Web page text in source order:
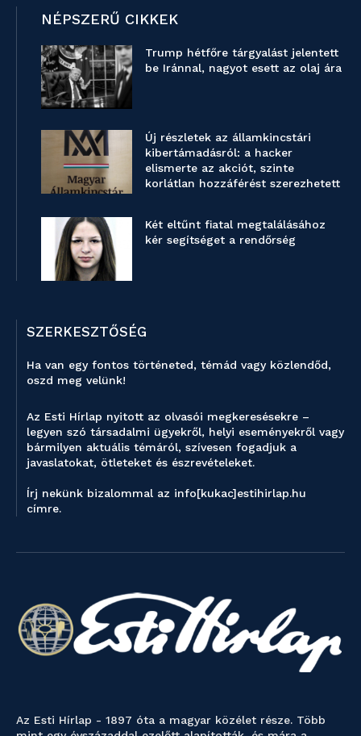
NÉPSZERŰ CIKKEK
Trump hétfőre tárgyalást jelentett
be Iránnal, nagyot esett az olaj ára
Új részletek az államkincstári
kibertámadásról: a hacker
elismerte az akciót, szinte
korlátlan hozzáférést szerezhetett
Két eltűnt fiatal megtalálásához
kér segítséget a rendőrség
SZERKESZTŐSÉG
Ha van egy fontos történeted, témád vagy közlendőd,
oszd meg velünk!
Az Esti Hírlap nyitott az olvasói megkeresésekre –
legyen szó társadalmi ügyekről, helyi eseményekről vagy
bármilyen aktuális témáról, szívesen fogadjuk a
javaslatokat, ötleteket és észrevételeket.
Írj nekünk bizalommal az info[kukac]estihirlap.hu
címre.
Az Esti Hírlap - 1897 óta a magyar közélet része. Több